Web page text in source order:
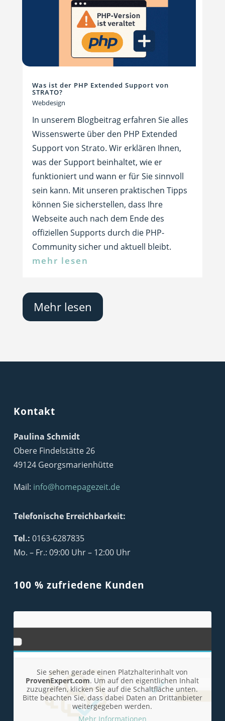
Was ist der PHP Extended Support von
STRATO?
Webdesign
In unserem Blogbeitrag erfahren Sie alles
Wissenswerte über den PHP Extended
Support von Strato. Wir erklären Ihnen,
was der Support beinhaltet, wie er
funktioniert und wann er für Sie sinnvoll
sein kann. Mit unseren praktischen Tipps
können Sie sicherstellen, dass Ihre
Webseite auch nach dem Ende des
offiziellen Supports durch die PHP-
Community sicher und aktuell bleibt.
mehr lesen
Mehr lesen
Kontakt
Paulina Schmidt
Obere Findelstätte 26
49124 Georgsmarienhütte
Mail: info@homepagezeit.de
Telefonische Erreichbarkeit:
Tel.: 0163-6287835
Mo. – Fr.: 09:00 Uhr – 12:00 Uhr
100 % zufriedene Kunden
Sie sehen gerade einen Platzhalterinhalt von
ProvenExpert.com. Um auf den eigentlichen Inhalt
zuzugreifen, klicken Sie auf die Schaltfläche unten.
Bitte beachten Sie, dass dabei Daten an Drittanbieter
weitergegeben werden.
Mehr Informationen